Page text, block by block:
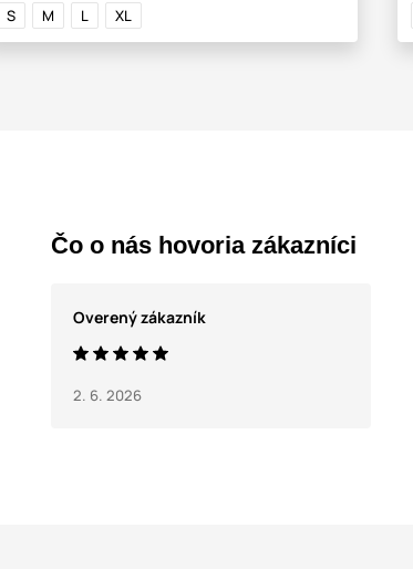
S M L XL
Čo o nás hovoria zákazníci
Overený zákazník
2. 6. 2026